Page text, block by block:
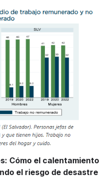
Cómo el calentamiento
el riesgo de desastre